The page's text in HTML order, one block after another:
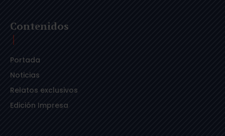
Contenidos
Portada
Noticias
Relatos exclusivos
Edición Impresa